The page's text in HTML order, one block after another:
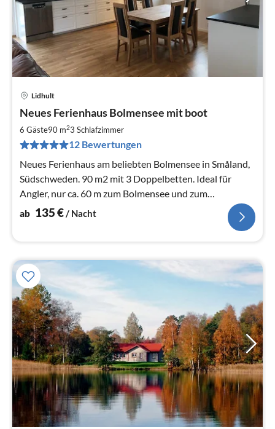
Lidhult
Neues Ferienhaus Bolmensee mit boot
6 Gäste90 m23 Schlafzimmer
12 Bewertungen
Neues Ferienhaus am beliebten Bolmensee in Småland,
Südschweden. 90 m2 mit 3 Doppelbetten. Ideal für
Angler, nur ca. 60 m zum Bolmensee und zum
Bootsplatz.
ab 135€/ Nacht